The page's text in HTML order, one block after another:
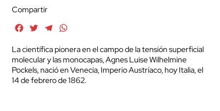
Compartir
FacebookTwitterTelegram
La científica pionera en el campo de la tensión superficial
molecular y las monocapas, Agnes Luise Wilhelmine
Pockels, nació en Venecia, Imperio Austríaco, hoy Italia, el
14 de febrero de 1862.